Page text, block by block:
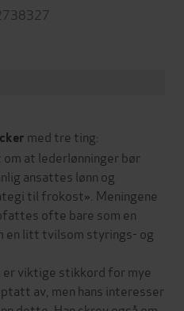
med tre ting:
at lederlønninger bør
ansattes lønn og
til frokost». Meningene
ofte bare som en
en litt tvilsom styrings- og
viktige stikkord for mye
av, men hans interesser